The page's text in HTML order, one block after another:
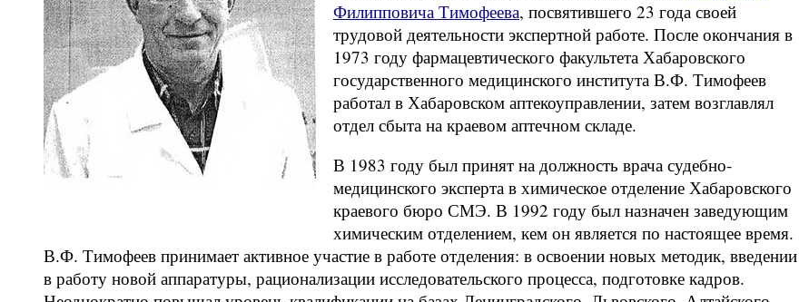
Филипповича Тимофеева, посвятившего 23 года своей
трудовой деятельности экспертной работе. После окончания в
1973 году фармацевтического факультета Хабаровского
государственного медицинского института В.Ф. Тимофеев
работал в Хабаровском аптекоуправлении, затем возглавлял
отдел сбыта на краевом аптечном складе.
В 1983 году был принят на должность врача судебно-
медицинского эксперта в химическое отделение Хабаровского
краевого бюро СМЭ. В 1992 году был назначен заведующим
химическим отделением, кем он является по настоящее время.
В.Ф. Тимофеев принимает активное участие в работе отделения: в освоении новых методик, введении
в работу новой аппаратуры, рационализации исследовательского процесса, подготовке кадров.